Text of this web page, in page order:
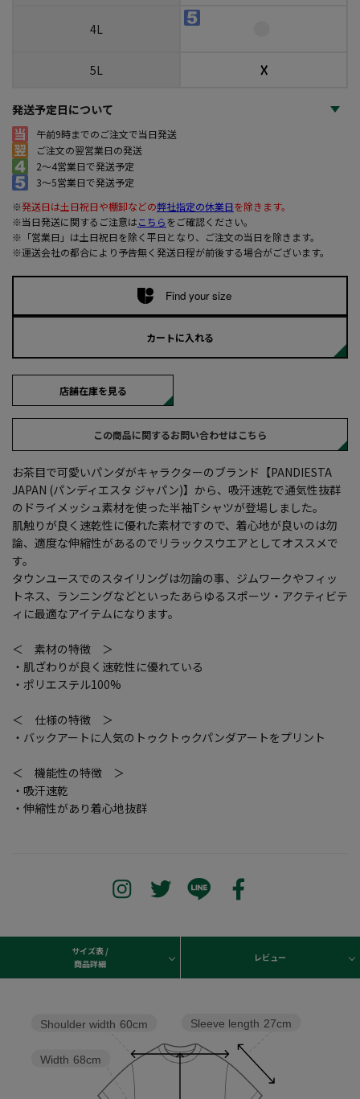
4L
5L ☓
発送予定日について
午前9時までのご注文で当日発送
ご注文の翌営業日の発送
2～4営業日で発送予定
3～5営業日で発送予定
※発送日は土日祝日や棚卸などの弊社指定の休業日を除きます。
※当日発送に関するご注意はこちらをご確認ください。
※「営業日」は土日祝日を除く平日となり、ご注文の当日を除きます。
※運送会社の都合により予告無く発送日程が前後する場合がございます。
Find your size
カートに入れる
店舗在庫を見る
この商品に関するお問い合わせはこちら
お茶目で可愛いパンダがキャラクターのブランド【PANDIESTA
JAPAN (パンディエスタ ジャパン)】から、吸汗速乾で通気性抜群
のドライメッシュ素材を使った半袖Tシャツが登場しました。
肌触りが良く速乾性に優れた素材ですので、着心地が良いのは勿
論、適度な伸縮性があるのでリラックスウエアとしてオススメで
す。
タウンユースでのスタイリングは勿論の事、ジムワークやフィッ
トネス、ランニングなどといったあらゆるスポーツ・アクティビテ
ィに最適なアイテムになります。
＜ 素材の特徴 ＞
・肌ざわりが良く速乾性に優れている
・ポリエステル100%
＜ 仕様の特徴 ＞
・バックアートに人気のトゥクトゥクパンダアートをプリント
＜ 機能性の特徴 ＞
・吸汗速乾
・伸縮性があり着心地抜群
サイズ表 /
商品詳細
レビュー
Sleeve length 27cm
Width 68cm
Shoulder width 60cm